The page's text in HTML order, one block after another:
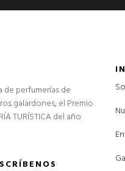
de perfumerías de
galardones, el Premio
TURÍSTICA del año